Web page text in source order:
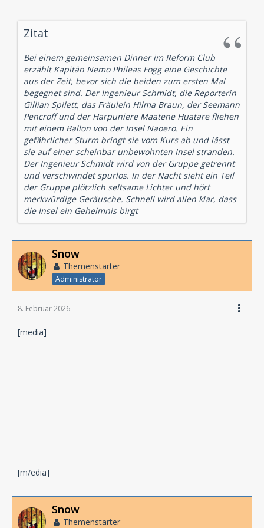
Zitat
Bei einem gemeinsamen Dinner im Reform Club
erzählt Kapitän Nemo Phileas Fogg eine Geschichte
aus der Zeit, bevor sich die beiden zum ersten Mal
begegnet sind. Der Ingenieur Schmidt, die Reporterin
Gillian Spilett, das Fräulein Hilma Braun, der Seemann
Pencroff und der Harpuniere Maatene Huatare fliehen
mit einem Ballon von der Insel Naoero. Ein
gefährlicher Sturm bringt sie vom Kurs ab und lässt
sie auf einer scheinbar unbewohnten Insel stranden.
Der Ingenieur Schmidt wird von der Gruppe getrennt
und verschwindet spurlos. In der Nacht sieht ein Teil
der Gruppe plötzlich seltsame Lichter und hört
merkwürdige Geräusche. Schnell wird allen klar, dass
die Insel ein Geheimnis birgt
Snow
Themenstarter
Administrator
8. Februar 2026
[media]
[m/edia]
Snow
Themenstarter